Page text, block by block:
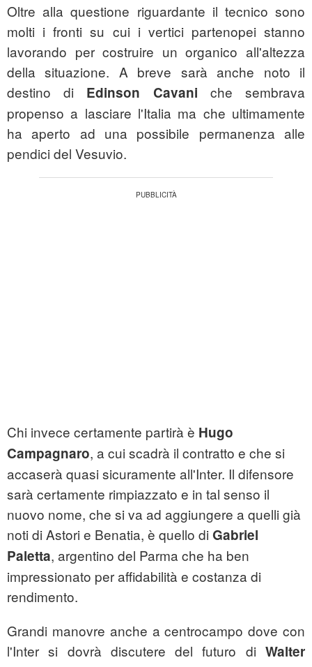
Oltre alla questione riguardante il tecnico sono
molti i fronti su cui i vertici partenopei stanno
lavorando per costruire un organico all'altezza
della situazione. A breve sarà anche noto il
destino di Edinson Cavani che sembrava
propenso a lasciare l'Italia ma che ultimamente
ha aperto ad una possibile permanenza alle
pendici del Vesuvio.
Chi invece certamente partirà è Hugo
Campagnaro, a cui scadrà il contratto e che si
accaserà quasi sicuramente all'Inter. Il difensore
sarà certamente rimpiazzato e in tal senso il
nuovo nome, che si va ad aggiungere a quelli già
noti di Astori e Benatia, è quello di Gabriel
Paletta, argentino del Parma che ha ben
impressionato per affidabilità e costanza di
rendimento.
Grandi manovre anche a centrocampo dove con
l'Inter si dovrà discutere del futuro di Walter